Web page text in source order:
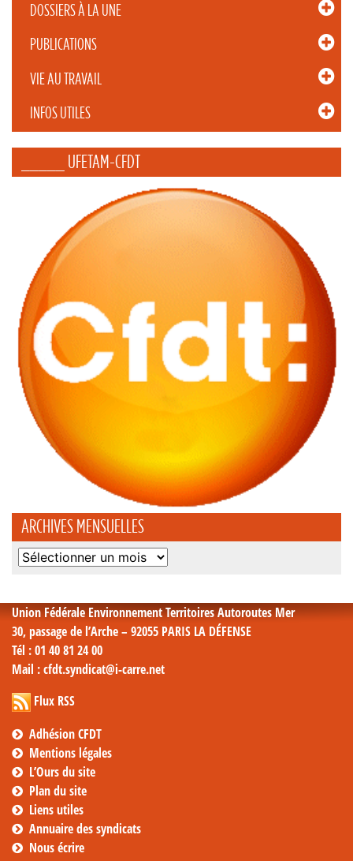
DOSSIERS À LA UNE
PUBLICATIONS
VIE AU TRAVAIL
INFOS UTILES
_____ UFETAM-CFDT
ARCHIVES MENSUELLES
Archives
Union Fédérale Environnement Territoires Autoroutes Mer
30, passage de l’Arche – 92055 PARIS LA DÉFENSE
Tél : 01 40 81 24 00
Mail : cfdt.syndicat@i-carre.net
Flux RSS
Adhésion CFDT
Mentions légales
L’Ours du site
Plan du site
Liens utiles
Annuaire des syndicats
Nous écrire